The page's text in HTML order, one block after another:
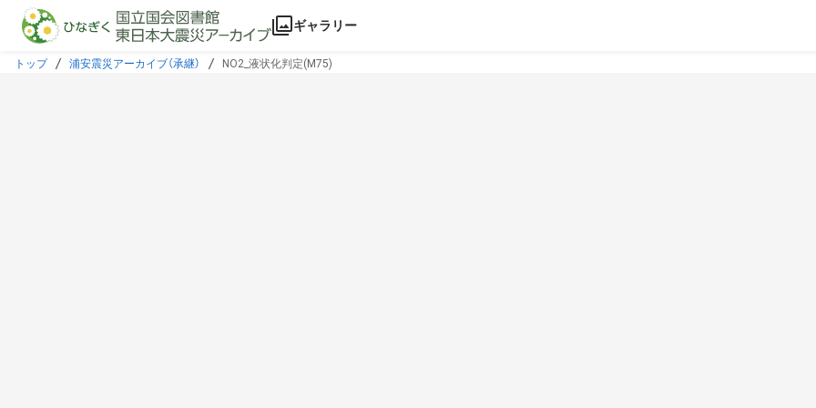
本文に飛ぶ
ギャラリー
トップ 浦安震災アーカイブ（承継） NO2_液状化判定(M75)